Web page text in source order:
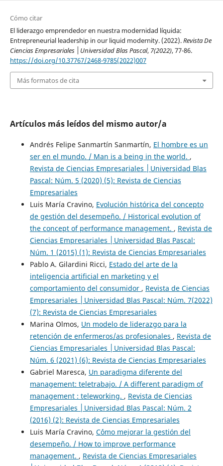
Cómo citar
El liderazgo emprendedor en nuestra modernidad líquida:
Entrepreneurial leadership in our liquid modernity. (2022).Revista De
Ciencias Empresariales │Universidad Blas Pascal, 7(2022), 77-86.
https://doi.org/10.37767/2468-9785(2022)007
Más formatos de cita
Artículos más leídos del mismo autor/a
Andrés Felipe Sanmartín Sanmartín, El hombre es un
ser en el mundo. / Man is a being in the world. ,
Revista de Ciencias Empresariales │Universidad Blas
Pascal: Núm. 5 (2020) (5): Revista de Ciencias
Empresariales
Luis María Cravino, Evolución histórica del concepto
de gestión del desempeño. / Historical evolution of
the concept of performance management. , Revista de
Ciencias Empresariales │Universidad Blas Pascal:
Núm. 1 (2015) (1): Revista de Ciencias Empresariales
Pablo A. Gilardini Ricci, Estado del arte de la
inteligencia artificial en marketing y el
comportamiento del consumidor , Revista de Ciencias
Empresariales │Universidad Blas Pascal: Núm. 7(2022)
(7): Revista de Ciencias Empresariales
Marina Olmos, Un modelo de liderazgo para la
retención de enfermeros/as profesionales , Revista de
Ciencias Empresariales │Universidad Blas Pascal:
Núm. 6 (2021) (6): Revista de Ciencias Empresariales
Gabriel Maresca, Un paradigma diferente del
management: teletrabajo. / A different paradigm of
management : teleworking. , Revista de Ciencias
Empresariales │Universidad Blas Pascal: Núm. 2
(2016) (2): Revista de Ciencias Empresariales
Luis María Cravino, C´ómo mejorar la gestión del
desempeño. / How to improve performance
management. , Revista de Ciencias Empresariales